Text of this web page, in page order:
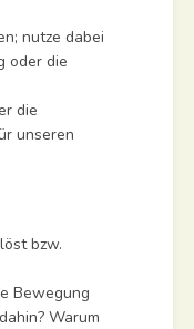
nutze dabei
oder die
die
unseren
bzw.
Bewegung
Warum